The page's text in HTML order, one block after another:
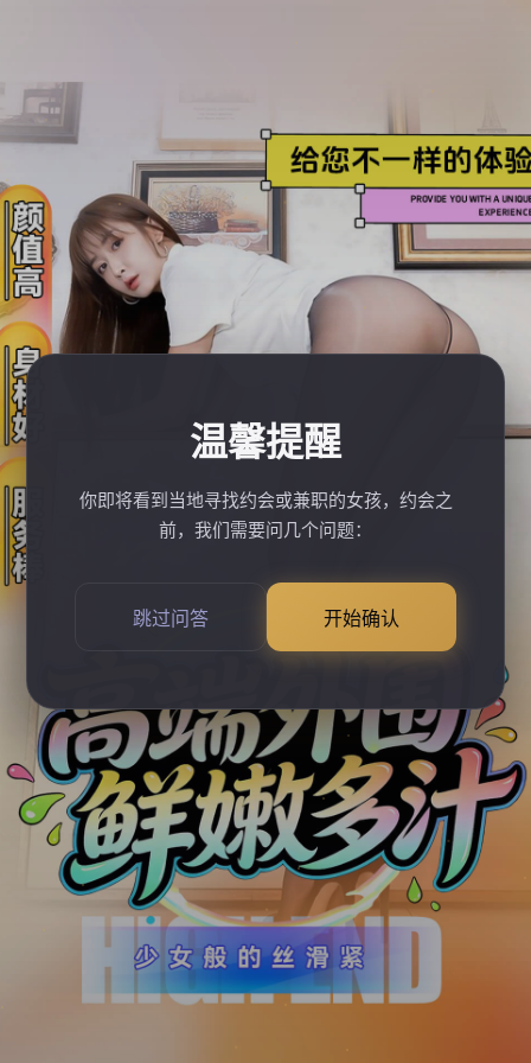
温馨提醒
你即将看到当地寻找约会或兼职的女孩，约会之
前，我们需要问几个问题：
跳过问答 开始确认